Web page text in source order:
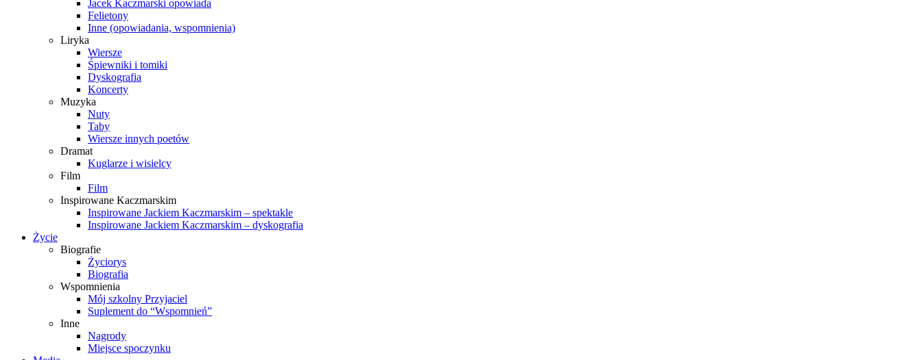
Jacek Kaczmarski opowiada
Felietony
Inne (opowiadania, wspomnienia)
Liryka
Wiersze
Śpiewniki i tomiki
Dyskografia
Koncerty
Muzyka
Nuty
Taby
Wiersze innych poetów
Dramat
Kuglarze i wisielcy
Film
Film
Inspirowane Kaczmarskim
Inspirowane Jackiem Kaczmarskim – spektakle
Inspirowane Jackiem Kaczmarskim – dyskografia
Życie
Biografie
Życiorys
Biografia
Wspomnienia
Mój szkolny Przyjaciel
Suplement do “Wspomnień”
Inne
Nagrody
Miejsce spoczynku